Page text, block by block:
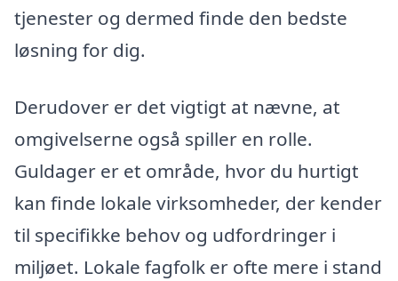
tjenester og dermed finde den bedste
løsning for dig.
Derudover er det vigtigt at nævne, at
omgivelserne også spiller en rolle.
Guldager er et område, hvor du hurtigt
kan finde lokale virksomheder, der kender
til specifikke behov og udfordringer i
miljøet. Lokale fagfolk er ofte mere i stand